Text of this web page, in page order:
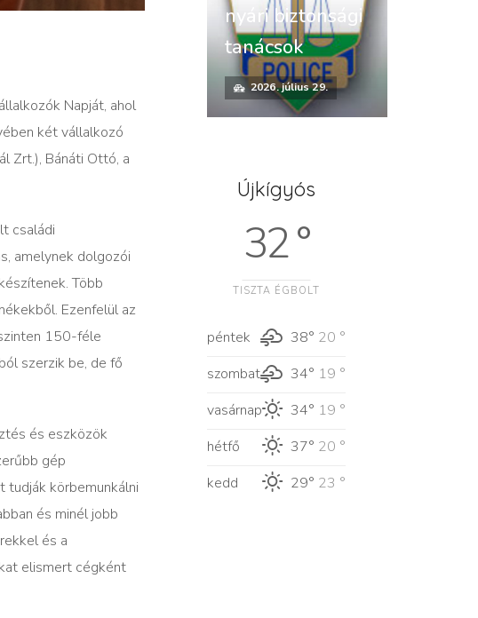
Napját, ahol
két vállalkozó
Zrt.), Bánáti Ottó, a
családi
amelynek dolgozói
Több
Ezenfelül az
150-féle
szerzik be, de fő
és eszközök
gép
körbemunkálni
és minél jobb
és a
elismert cégként
nyári biztonsági
tanácsok
2026. július 29.
Újkígyós
32 °
TISZTA ÉGBOLT
péntek 38° 20 °
szombat
34° 19 °
vasárnap
34° 19 °
hétfő
37° 20 °
kedd
29° 23 °